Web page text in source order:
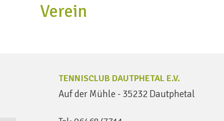
Verein
TENNISCLUB DAUTPHETAL E.V.
Auf der Mühle - 35232 Dautphetal